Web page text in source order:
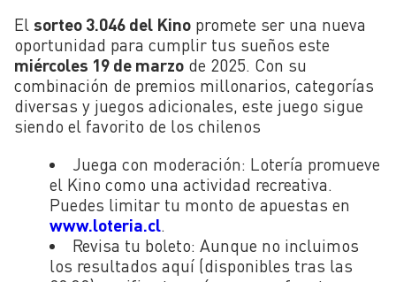
El sorteo 3.046 del Kino promete ser una nueva
oportunidad para cumplir tus sueños este
miércoles 19 de marzo de 2025. Con su
combinación de premios millonarios, categorías
diversas y juegos adicionales, este juego sigue
siendo el favorito de los chilenos
Juega con moderación: Lotería promueve
el Kino como una actividad recreativa.
Puedes limitar tu monto de apuestas en
www.loteria.cl
Revisa tu boleto: Aunque no incluimos
los resultados aquí (disponibles tras las